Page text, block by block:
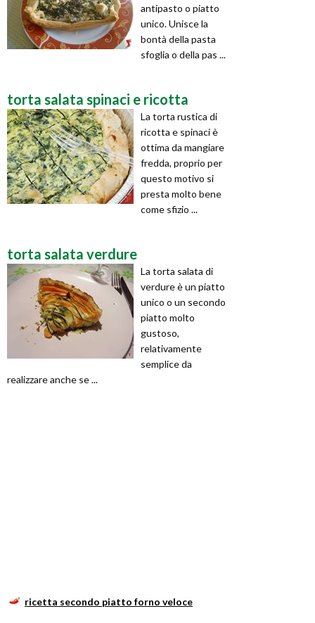
antipasto o piatto
unico. Unisce la
bontà della pasta
sfoglia o della pas ...
torta salata spinaci e ricotta
La torta rustica di
ricotta e spinaci è
ottima da mangiare
fredda, proprio per
questo motivo si
presta molto bene
come sfizio ...
torta salata verdure
La torta salata di
verdure è un piatto
unico o un secondo
piatto molto
gustoso,
relativamente
semplice da
realizzare anche se ...
ricetta secondo piatto forno veloce